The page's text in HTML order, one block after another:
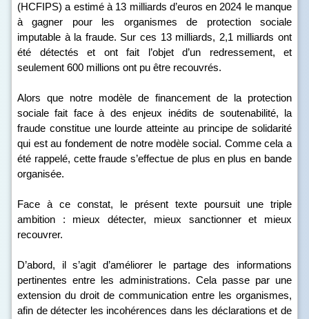
(HCFIPS) a estimé à 13 milliards d’euros en 2024 le manque
à gagner pour les organismes de protection sociale
imputable à la fraude. Sur ces 13 milliards, 2,1 milliards ont
été détectés et ont fait l’objet d’un redressement, et
seulement 600 millions ont pu être recouvrés.
Alors que notre modèle de financement de la protection
sociale fait face à des enjeux inédits de soutenabilité, la
fraude constitue une lourde atteinte au principe de solidarité
qui est au fondement de notre modèle social. Comme cela a
été rappelé, cette fraude s’effectue de plus en plus en bande
organisée.
Face à ce constat, le présent texte poursuit une triple
ambition : mieux détecter, mieux sanctionner et mieux
recouvrer.
D’abord, il s’agit d’améliorer le partage des informations
pertinentes entre les administrations. Cela passe par une
extension du droit de communication entre les organismes,
afin de détecter les incohérences dans les déclarations et de